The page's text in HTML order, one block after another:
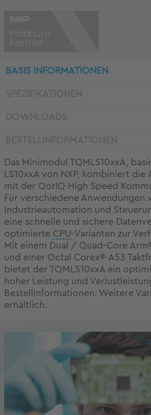
BASIS INFORMATIONEN
Das Minimodul TQMLS10xxA,
LS10xxA von NXP, kombiniert
mit der QorIQ High Speed
Für verschiedene Anwendungen
Industrieautomation und
eine schnelle und sichere
optimierte CPU-Varianten zur
Mit einem Dual / Quad-Core
und einer Octal Corex®-A53
bietet der TQMLS10xxA ein
hoher Leistung und
Bestellinformationen: Weitere
erhältlich.